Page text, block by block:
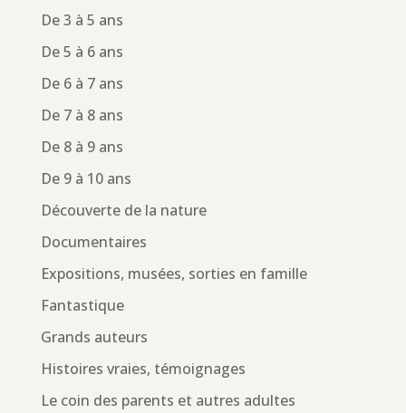
De 3 à 5 ans
De 5 à 6 ans
De 6 à 7 ans
De 7 à 8 ans
De 8 à 9 ans
De 9 à 10 ans
Découverte de la nature
Documentaires
Expositions, musées, sorties en famille
Fantastique
Grands auteurs
Histoires vraies, témoignages
Le coin des parents et autres adultes